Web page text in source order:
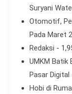
Suryani
Otomotif,
Pada Maret
Redaksi -
UMKM Batik
Pasar Digital
Hobi di